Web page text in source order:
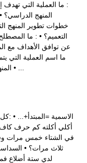
: ما العملية التي
المنهج الدراسي؟ •
خطوات تطوير المنهج
التعميم؟ • : ما
عن توافق الأهداف مع
ما اسم العملية التي
•
الاسمية =المبتدأ+... • :كل
أكلي أكلته كم حرف
في الشتاء خمس مرات
ثلاث مرات؟ •
لدي ستة أضلاع